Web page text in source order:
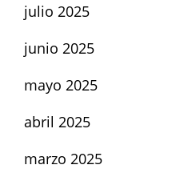
julio 2025
junio 2025
mayo 2025
abril 2025
marzo 2025